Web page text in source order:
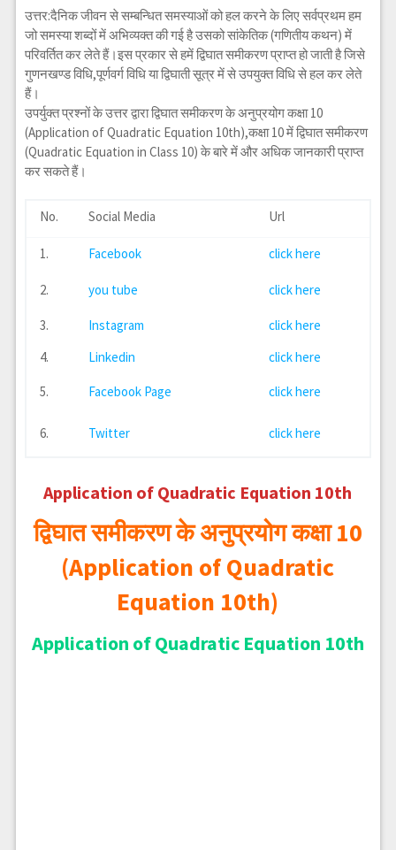
उत्तर:दैनिक जीवन से सम्बन्धित समस्याओं को हल करने के लिए सर्वप्रथम हम
जो समस्या शब्दों में अभिव्यक्त की गई है उसको सांकेतिक (गणितीय कथन) में
परिवर्तित कर लेते हैं।इस प्रकार से हमें द्विघात समीकरण प्राप्त हो जाती है जिसे
गुणनखण्ड विधि,पूर्णवर्ग विधि या द्विघाती सूत्र में से उपयुक्त विधि से हल कर लेते
हैं।
उपर्युक्त प्रश्नों के उत्तर द्वारा द्विघात समीकरण के अनुप्रयोग कक्षा 10
(Application of Quadratic Equation 10th),कक्षा 10 में द्विघात समीकरण
(Quadratic Equation in Class 10) के बारे में और अधिक जानकारी प्राप्त
कर सकते हैं।
No. Social Media Url
1. Facebook click here
2. you tube click here
3. Instagram
click here
4.
Linkedin click here
5. Facebook Page click here
6. Twitter click here
Application of Quadratic Equation 10th
द्विघात समीकरण के अनुप्रयोग कक्षा 10
(Application of Quadratic
Equation 10th)
Application of Quadratic Equation 10th